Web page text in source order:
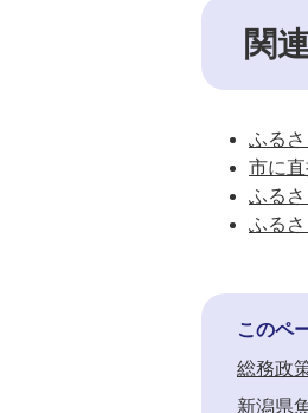
関
ふる
市に
ふる
ふる
このペ
総務政
新潟県